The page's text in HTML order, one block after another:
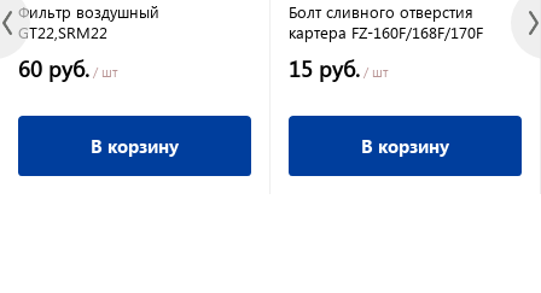
Фильтр воздушный
GT22,SRM22
60 руб. / шт
В корзину
Болт сливного отверстия
картера FZ-160F/168F/170F
15 руб. / шт
В корзину